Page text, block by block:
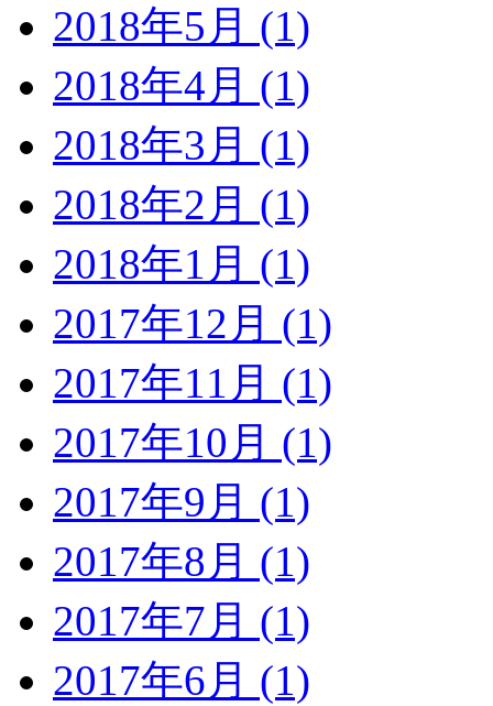
2018年5月 (1)
2018年4月 (1)
2018年3月 (1)
2018年2月 (1)
2018年1月 (1)
2017年12月 (1)
2017年11月 (1)
2017年10月 (1)
2017年9月 (1)
2017年8月 (1)
2017年7月 (1)
2017年6月 (1)